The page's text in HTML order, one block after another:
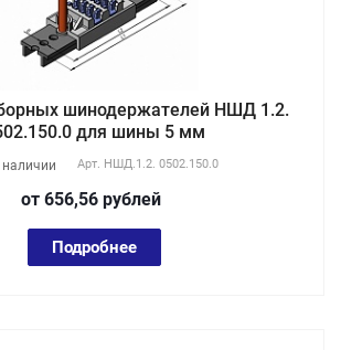
шинодержателей НШД 1.2.
для шины 5 мм
наличии Арт. НШД.1.2. 0502.150.0
от 656,56 рублей
Подробнее